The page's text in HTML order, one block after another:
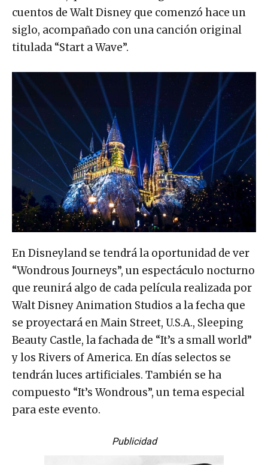
cuentos de Walt Disney que comenzó hace un
siglo, acompañado con una canción original
titulada “Start a Wave”.
En Disneyland se tendrá la oportunidad de ver
“Wondrous Journeys”, un espectáculo nocturno
que reunirá algo de cada película realizada por
Walt Disney Animation Studios a la fecha que
se proyectará en Main Street, U.S.A., Sleeping
Beauty Castle, la fachada de “It’s a small world”
y los Rivers of America. En días selectos se
tendrán luces artificiales. También se ha
compuesto “It’s Wondrous”, un tema especial
para este evento.
Publicidad